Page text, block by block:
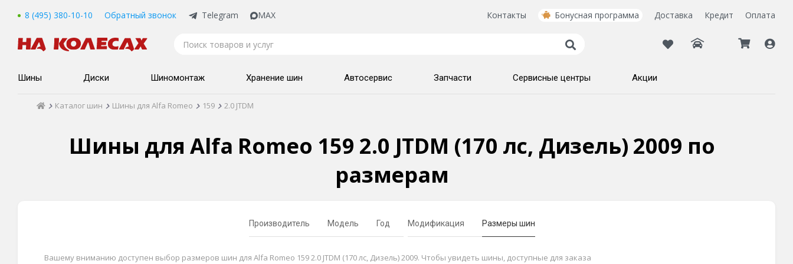
8 (495) 380-10-10 Обратный звонок Telegram MAX Контакты Бонусная программа Доставка Кредит Оплата
Шины Диски Шиномонтаж Хранение шин Автосервис Запчасти Сервисные центры Акции
Каталог шин Шины для Alfa Romeo 159 2.0 JTDM
Шины для Alfa Romeo 159 2.0 JTDM (170 лс, Дизель) 2009 по
размерам
Производитель Модель Год Модификация Размеры шин
Вашему вниманию доступен выбор размеров шин для Alfa Romeo 159 2.0 JTDM (170 лс, Дизель) 2009. Чтобы увидеть шины, доступные для заказа